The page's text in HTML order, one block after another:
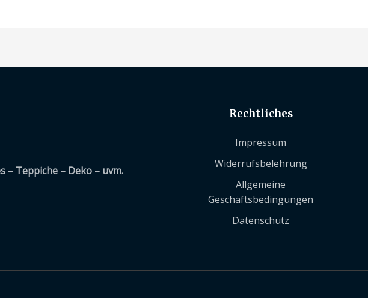
– Teppiche – Deko – uvm.
Rechtliches
Impressum
Widerrufsbelehrung
Allgemeine
Geschäftsbedingungen
Datenschutz